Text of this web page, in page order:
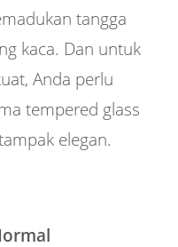
tangga
kaca. Dan untuk
Anda perlu
tempered glass
elegan.